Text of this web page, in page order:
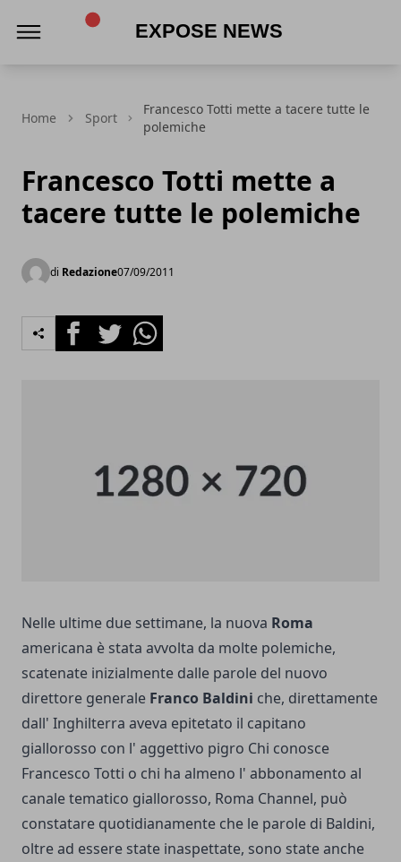
Home Sport
Francesco Totti mette a tacere tutte le
polemiche
Francesco Totti mette a
tacere tutte le polemiche
di Redazione07/09/2011
FacebookTwitterWhatsapp
Nelle ultime due settimane, la nuova Roma
americana è stata avvolta da molte polemiche,
scatenate inizialmente dalle parole del nuovo
direttore generale Franco Baldini che, direttamente
dall' Inghilterra aveva epitetato il capitano
giallorosso con l' aggettivo pigro Chi conosce
Francesco Totti o chi ha almeno l' abbonamento al
canale tematico giallorosso, Roma Channel, può
constatare quotidianamente che le parole di Baldini,
oltre ad essere state inaspettate, sono state anche